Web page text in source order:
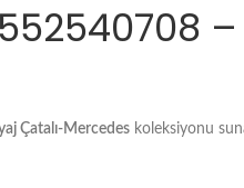
–
Çatalı-Mercedes koleksiyonu